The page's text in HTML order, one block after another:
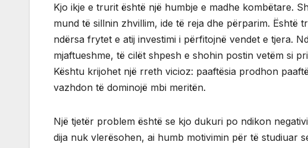
Kjo ikje e trurit është një humbje e madhe kombëtare.
mund të sillnin zhvillim, ide të reja dhe përparim. Është
ndërsa frytet e atij investimi i përfitojnë vendet e tjera.
mjaftueshme, të cilët shpesh e shohin postin vetëm si
Kështu krijohet një rreth vicioz: paaftësia prodhon
vazhdon të dominojë mbi meritën.
Një tjetër problem është se kjo dukuri po ndikon
dija nuk vlerësohen, ai humb motivimin për të studiuar